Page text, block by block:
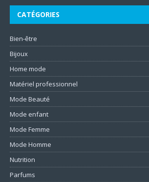
CATÉGORIES
Bien-être
Bijoux
Home mode
Matériel professionnel
Mode Beauté
Mode enfant
Mode Femme
Mode Homme
Nutrition
Parfums